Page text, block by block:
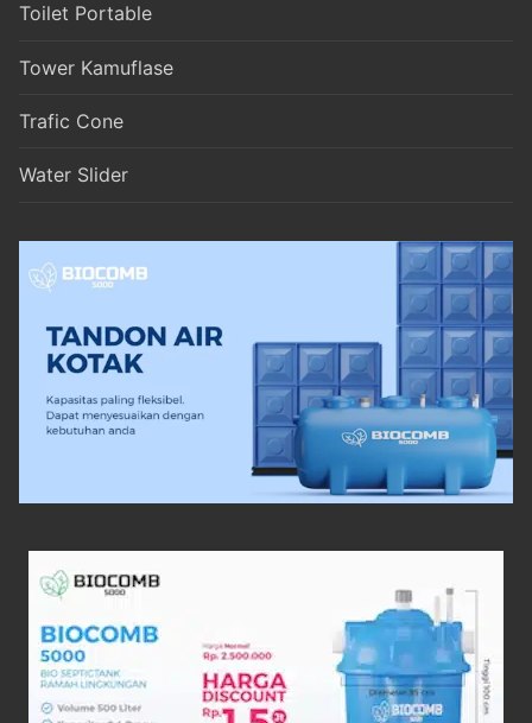
Toilet Portable
Tower Kamuflase
Trafic Cone
Water Slider